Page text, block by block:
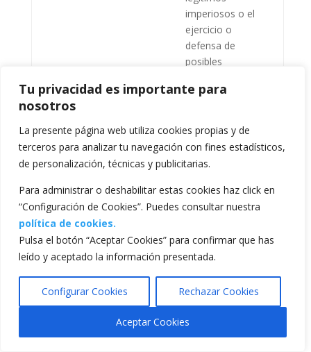
Tu privacidad es importante para
nosotros
La presente página web utiliza cookies propias y de
terceros para analizar tu navegación con fines estadísticos,
de personalización, técnicas y publicitarias.
Para administrar o deshabilitar estas cookies haz click en
“Configuración de Cookies”. Puedes consultar nuestra
política de cookies.
Pulsa el botón “Aceptar Cookies” para confirmar que has
leído y aceptado la información presentada.
Configurar Cookies Rechazar Cookies
Aceptar Cookies
imperiosos o el
ejercicio o
defensa de
posibles
DECISIONES
INDIVIDUALES
AUTOMATIZADAS
objeto de
decisiones
basadas
tratamiento
automatizado,
elaboración de
perfiles, que
produzca efectos
jurídicos en él o
afecte
significativamente
de modo similar,